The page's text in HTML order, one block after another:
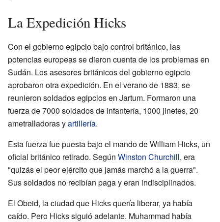
La Expedición Hicks
Con el gobierno egipcio bajo control británico, las
potencias europeas se dieron cuenta de los problemas en
Sudán. Los asesores británicos del gobierno egipcio
aprobaron otra expedición. En el verano de 1883, se
reunieron soldados egipcios en Jartum. Formaron una
fuerza de 7000 soldados de infantería, 1000 jinetes, 20
ametralladoras yartillería.
Esta fuerza fue puesta bajo el mando de William Hicks, un
oficial británico retirado. Según Winston Churchill, era
"quizás el peor ejército que jamás marchó a la guerra".
Sus soldados no recibían paga y eran indisciplinados.
El Obeid, la ciudad que Hicks quería liberar, ya había
caído. Pero Hicks siguió adelante. Muhammad había